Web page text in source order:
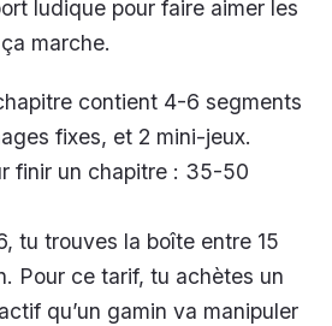
ludique pour faire aimer les
marche.
contient 4-6 segments
fixes, et 2 mini-jeux.
finir un chapitre : 35-50
tu trouves la boîte entre 15
Pour ce tarif, tu achètes un
qu’un gamin va manipuler